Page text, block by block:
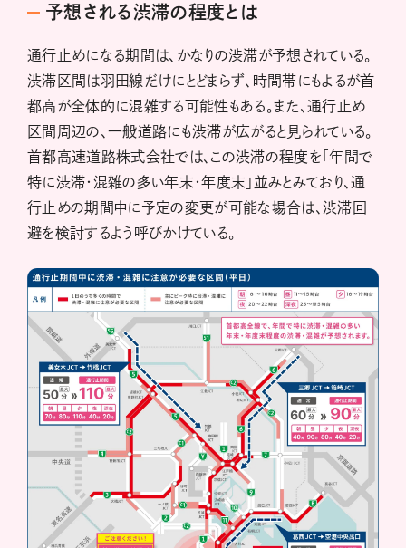
予想される渋滞の程度とは
通行止めになる期間は、かなりの渋滞が予想されている。
渋滞区間は羽田線だけにとどまらず、時間帯にもよるが首
都高が全体的に混雑する可能性もある。また、通行止め
区間周辺の、一般道路にも渋滞が広がると見られている。
首都高速道路株式会社では、この渋滞の程度を「年間で
特に渋滞・混雑の多い年末・年度末」並みとみており、通
行止めの期間中に予定の変更が可能な場合は、渋滞回
避を検討するよう呼びかけている。